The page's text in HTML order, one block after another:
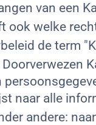
van een
ook welke
de term
naar alle
andere: